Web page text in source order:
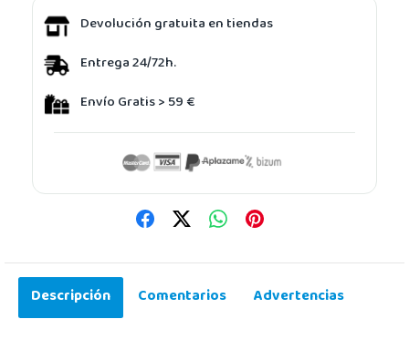
Devolución gratuita en tiendas
Entrega 24/72h.
Envío Gratis > 59 €
Descripción Comentarios Advertencias